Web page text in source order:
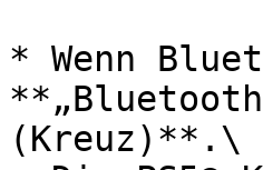
* Wenn
(Kreuz)**.\